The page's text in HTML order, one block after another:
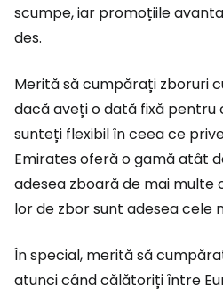
scumpe, iar promoțiile
des.
Merită să cumpărați zboruri
dacă aveți o dată fixă pentru
sunteți flexibil în ceea ce
Emirates oferă o gamă atât
adesea zboară de mai multe
lor de zbor sunt adesea cele
În special, merită să
atunci când călătoriți între